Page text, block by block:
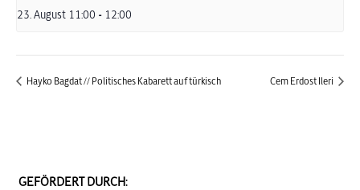
23. August 11:00 - 12:00
Hayko Bagdat // Politisches Kabarett auf türkisch Cem Erdost Ileri
GEFÖRDERT DURCH: